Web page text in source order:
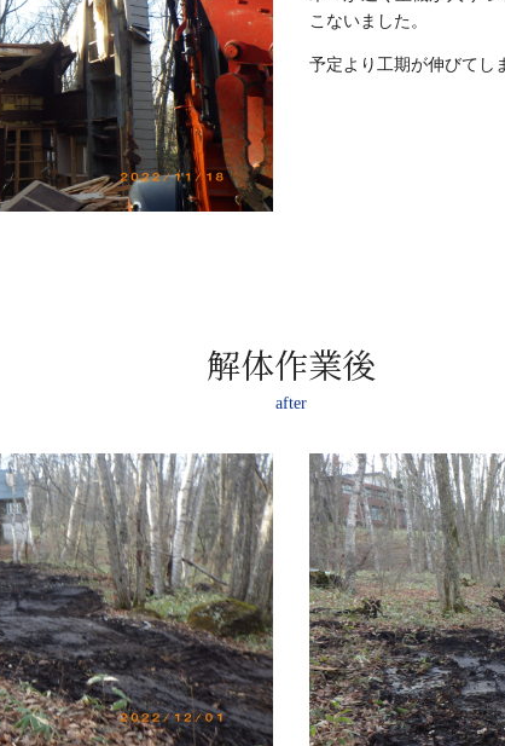
こないました。
予定より工期が伸びてし
解体作業後
after